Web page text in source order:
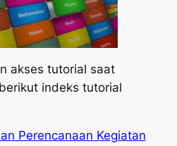
akses tutorial saat
indeks tutorial
Perencanaan Kegiatan